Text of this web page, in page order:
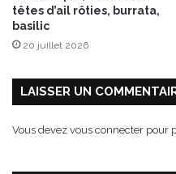
e
r
têtes d’ail rôties, burrata,
basilic
20 juillet 2026
LAISSER UN
Vous devez vous connecter pour